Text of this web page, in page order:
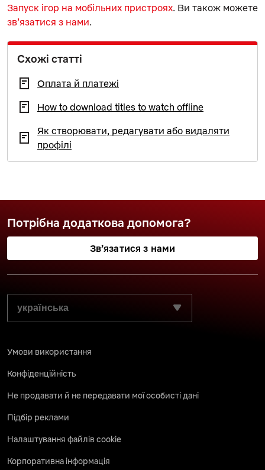
Запуск ігор на мобільних пристроях. Ви також можете
зв’язатися з нами.
Схожі статті
Оплата й платежі
How to download titles to watch offline
Як створювати, редагувати або видаляти
профілі
Потрібна додаткова допомога?
Зв’язатися з нами
ВИБЕРІТЬ БАЖАНУ МОВУ:
Умови використання
Конфіденційність
Не продавати й не передавати мої особисті дані
Підбір реклами
Налаштування файлів cookie
Корпоративна інформація